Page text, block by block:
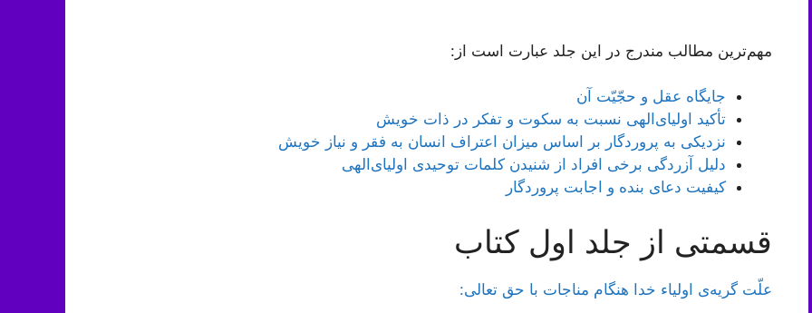
مهم‌ترین مطالب مندرج در این جلد عبارت است از:
جایگاه عقل و حجّیّت آن
تأکید اولیای‌الهی نسبت به سکوت و تفکر در ذات خویش
نزدیکی به پروردگار بر اساس میزان اعتراف انسان به فقر و نیاز خویش
دلیل آزردگی برخی افراد از شنیدن کلمات توحیدی اولیای‌الهی
کیفیت دعای بنده و اجابت پروردگار
قسمتی از جلد اول کتاب
علّت گریه‌ی اولیاء خدا هنگام مناجات با حق تعالی: